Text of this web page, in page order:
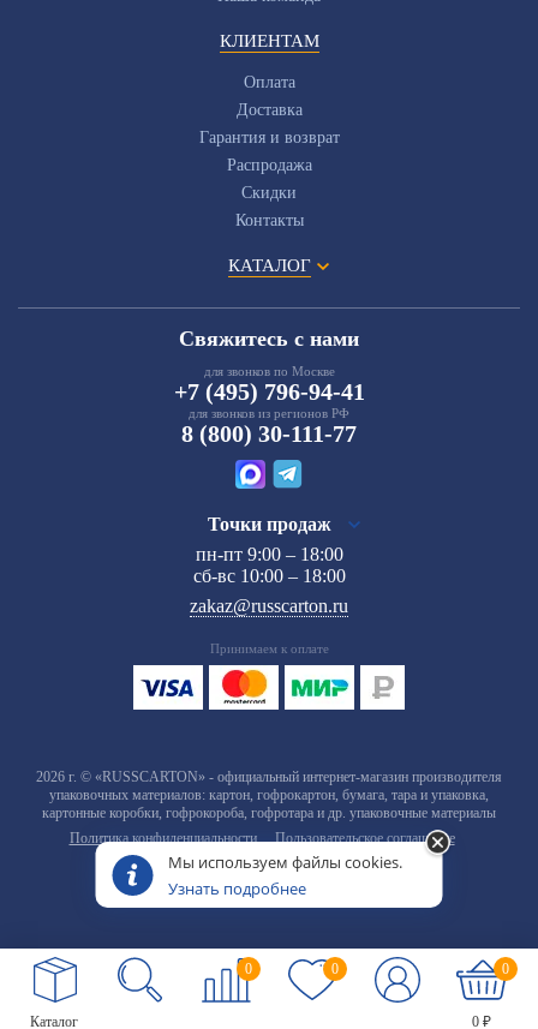
Каталог
0 0
0 ₽
0
КЛИЕНТАМ
Оплата
Доставка
Гарантия и возврат
Распродажа
Скидки
Контакты
КАТАЛОГ
Свяжитесь с нами
для звонков по Москве
+7 (495) 796-94-41
для звонков из регионов РФ
8 (800) 30-111-77
Точки продаж
пн-пт 9:00 – 18:00
сб-вс 10:00 – 18:00
zakaz@russcarton.ru
Принимаем к оплате
2026 г. © «RUSSCARTON» - официальный интернет-магазин производителя
упаковочных материалов: картон, гофрокартон, бумага, тара и упаковка,
картонные коробки, гофрокороба, гофротара и др. упаковочные материалы
Политика конфиденциальности
Пользовательское соглашение
Мы используем файлы cookies.
Узнать подробнее